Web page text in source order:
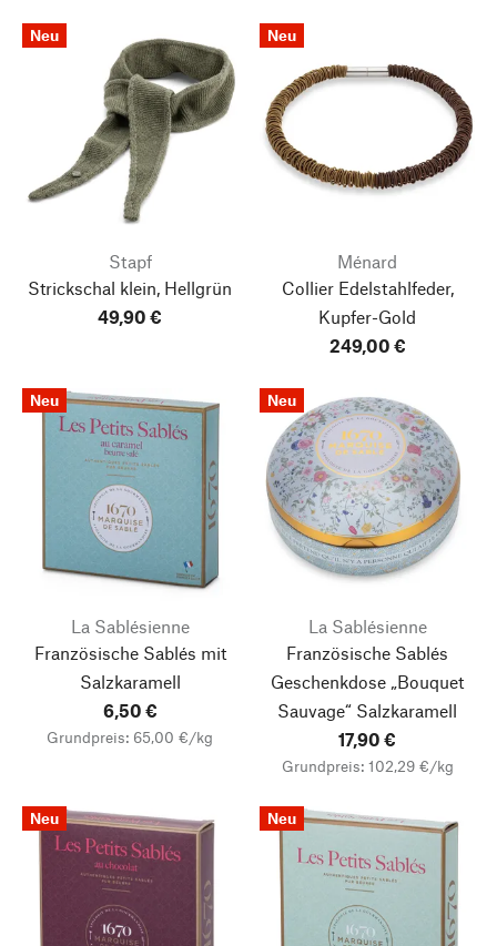
Neu
Stapf
Strickschal klein, Hellgrün
49,90 €
Neu
Ménard
Collier Edelstahlfeder,
Kupfer-Gold
249,00 €
Neu
La Sablésienne
Französische Sablés mit
Salzkaramell
6,50 €
Grundpreis: 65,00 €/kg
Neu
La Sablésienne
Französische Sablés
Geschenkdose „Bouquet
Sauvage“ Salzkaramell
17,90 €
Grundpreis: 102,29 €/kg
Neu Neu